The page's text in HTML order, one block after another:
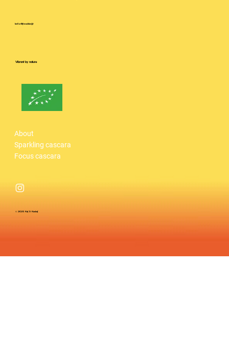
Vibrant by nature
hello@frenchkef.fr
About
Sparkling cascara
Focus cascara
© 2025 Kef & Kaskaf